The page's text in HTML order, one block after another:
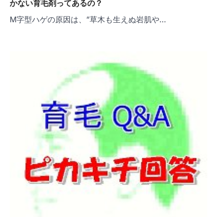
かない育毛剤ってあるの？
M字型ハゲの原因は、”草木も生えぬ岩肌や…